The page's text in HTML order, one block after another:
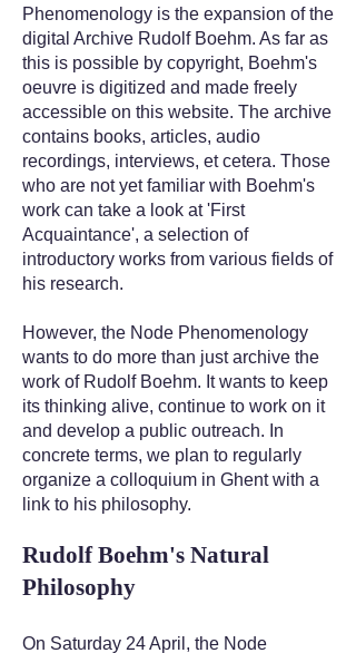
Phenomenology is the expansion of the
digital Archive Rudolf Boehm. As far as
this is possible by copyright, Boehm's
oeuvre is digitized and made freely
accessible on this website. The archive
contains books, articles, audio
recordings, interviews, et cetera. Those
who are not yet familiar with Boehm's
work can take a look at 'First
Acquaintance', a selection of
introductory works from various fields of
his research.
However, the Node Phenomenology
wants to do more than just archive the
work of Rudolf Boehm. It wants to keep
its thinking alive, continue to work on it
and develop a public outreach. In
concrete terms, we plan to regularly
organize a colloquium in Ghent with a
link to his philosophy.
Rudolf Boehm's Natural
Philosophy
On Saturday 24 April, the Node